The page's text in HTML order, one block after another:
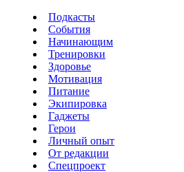
Подкасты
События
Начинающим
Тренировки
Здоровье
Мотивация
Питание
Экипировка
Гаджеты
Герои
Личный опыт
От редакции
Спецпроект